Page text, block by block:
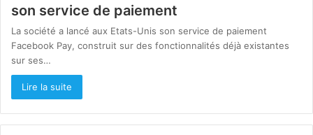
son service de paiement
La société a lancé aux Etats-Unis son service de paiement
Facebook Pay, construit sur des fonctionnalités déjà existantes
sur ses…
Lire la suite